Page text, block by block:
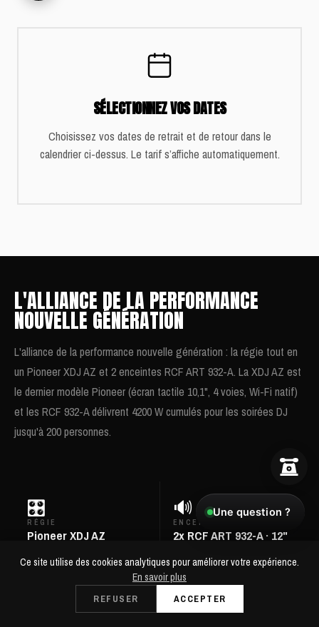
SÉLECTIONNEZ VOS DATES
Choisissez vos dates de retrait et de retour dans le
calendrier ci-dessus. Le tarif s’affiche automatiquement.
L'ALLIANCE DE LA PERFORMANCE
NOUVELLE GÉNÉRATION
L'alliance de la performance nouvelle génération : la régie tout en
un Pioneer XDJ AZ et 2 enceintes RCF ART 932-A. La XDJ AZ est
le dernier modèle Pioneer (écran tactile 10,1", 4 voies, Wi-Fi natif)
et les RCF 932-A délivrent 4200 W cumulés pour les soirées DJ
jusqu'à 200 personnes.
🎛️
RÉGIE
Pioneer XDJ AZ
🔊
ENCEINTES
2x RCF ART 932-A · 12"
🔊
Ce site utilise des cookies analytiques pour améliorer votre expérience.
En savoir plus
REFUSER ACCEPTER
Une question ?